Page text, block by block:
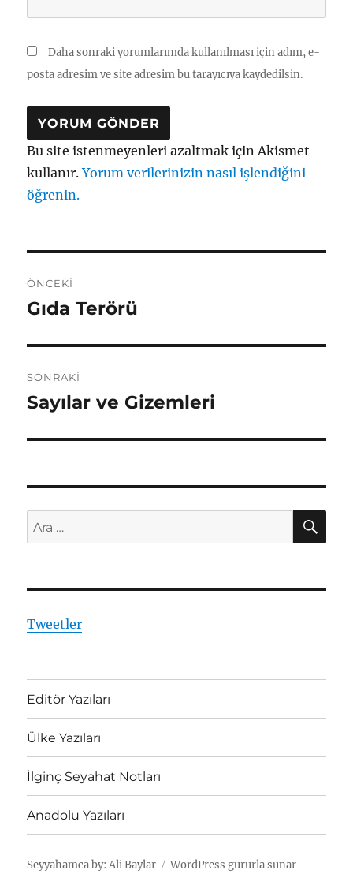
Daha sonraki yorumlarımda kullanılması için adım, e-
posta adresim ve site adresim bu tarayıcıya kaydedilsin.
Bu site istenmeyenleri azaltmak için Akismet
kullanır.Yorum verilerinizin nasıl işlendiğini
öğrenin.
gezinmesi
ÖNCEKI
Önceki
Gıda Terörü
SONRAKI
Sonraki
Sayılar ve Gizemleri
Ara:
Tweetler
Editör Yazıları
Ülke Yazıları
İlginç Seyahat Notları
Anadolu Yazıları
Seyyahamca by: Ali Baylar WordPress gururla sunar